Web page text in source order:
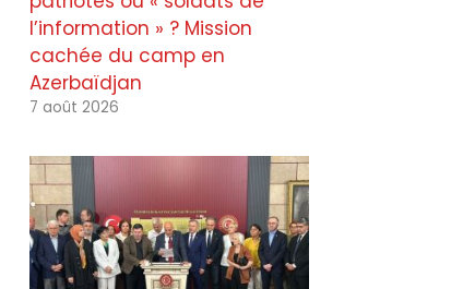
l’information » ? Mission
cachée du camp en
Azerbaïdjan
7 août 2026